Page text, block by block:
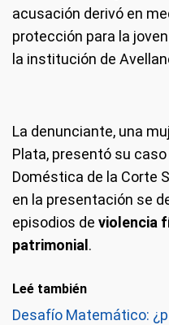
acusación derivó en
protección para la
la institución de
La denunciante, una
Plata, presentó su
Doméstica de la Corte
en la presentación se
episodios de violencia
patrimonial .
Leé también
Desafío Matemático: